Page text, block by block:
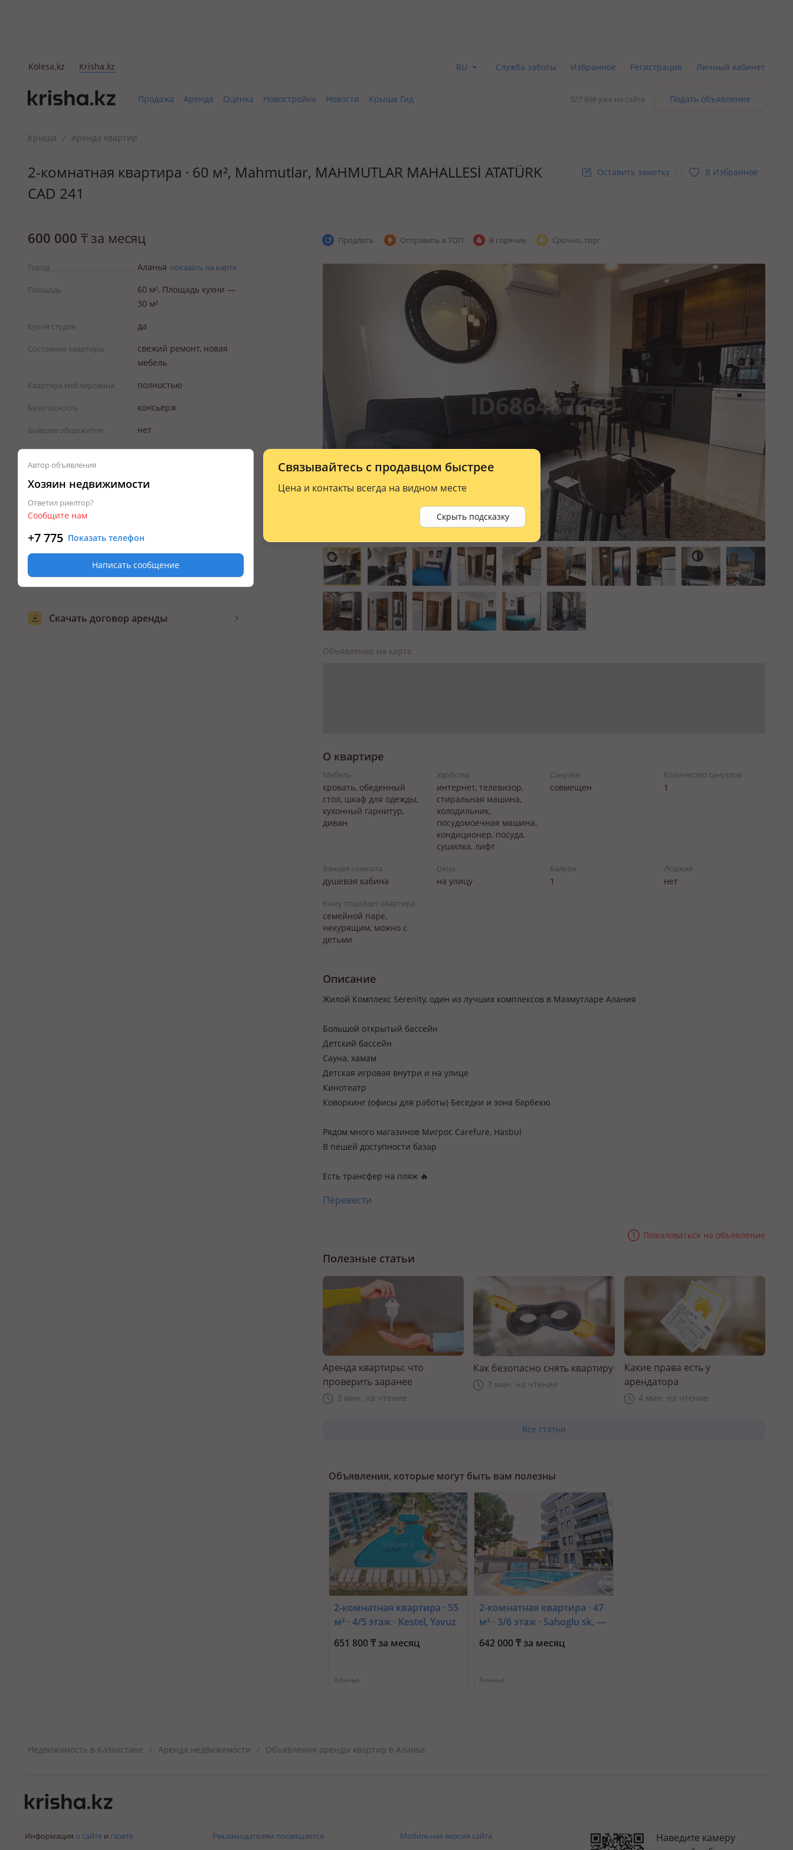
Kolesa.kz Krisha.kz RU Служба заботы Избранное Регистрация Личный кабинет
Продажа Аренда Оценка Новостройки Новости Крыша Гид 527 698 уже на сайте Подать объявление
Крыша / Аренда квартир
2-комнатная квартира · 60 м², Mahmutlar, MAHMUTLAR MAHALLESİ ATATÜRK
CAD 241
Оставить заметку В Избранное
600 000 ₸ за месяц
Город Аланья показать на карте
Площадь
60 м², Площадь кухни —
30 м²
Кухня студия да
Состояние квартиры
свежий ремонт, новая
мебель
Квартира меблирована полностью
Безопасность консьерж
Бывшее общежитие нет
Связывайтесь с продавцом быстрее
Цена и контакты всегда на видном месте
Скрыть подсказку
Автор объявления
Хозяин недвижимости
Ответил риелтор?
Сообщите нам
+7 775 Показать телефон
Написать сообщение
Скачать договор аренды
Продлить Отправить в ТОП В горячие Срочно, торг
Объявление на карте
О квартире
Мебель
кровать, обеденный
стол, шкаф для одежды,
кухонный гарнитур,
диван
Удобства
интернет, телевизор,
стиральная машина,
холодильник,
посудомоечная машина,
кондиционер, посуда,
сушилка, лифт
Санузел
совмещен
Количество санузлов
1
Ванная комната
душевая кабина
Окна
на улицу
Балкон
1
Лоджия
нет
Кому подойдет квартира
семейной паре,
некурящим, можно с
детьми
Описание
Жилой Комплекс Serenity, один из лучших комплексов в Махмутларе Алания
Большой открытый бассейн
Детский бассейн
Сауна, хамам
Детская игровая внутри и на улице
Кинотеатр
Коворкинг (офисы для работы) Беседки и зона барбекю
Рядом много магазинов Мигрос Carefure, Hasbul
В пешей доступности базар
Есть трансфер на пляж 🔥
Перевести
Пожаловаться на объявление
Полезные статьи
Аренда квартиры: что
проверить заранее
3 мин. на чтение
Как безопасно снять квартиру
3 мин. на чтение
Какие права есть у
арендатора
4 мин. на чтение
Все статьи
Объявления, которые могут быть вам полезны
2-комнатная квартира · 55
м² · 4/5 этаж · Kestel, Yavuz
Sultan Selim Cd. 15b
651 800 ₸ за месяц
Аланья
2-комнатная квартира · 47
м² · 3/6 этаж · Sahoglu sk, —
Клеопатра
642 000 ₸ за месяц
Аланья
Недвижимость в Казахстане / Аренда недвижимости / Объявления аренды квартир в Аланье
Информация о сайте и газете Рекламодателям посвящается Мобильная версия сайта
Наведите камеру